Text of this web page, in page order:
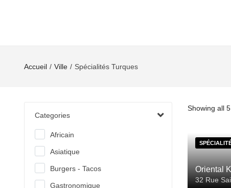
Accueil Ville Spécialités Turques
Categories
Africain
Asiatique
Burgers - Tacos
Gastronomique
Showing all
Oriental
32 Rue